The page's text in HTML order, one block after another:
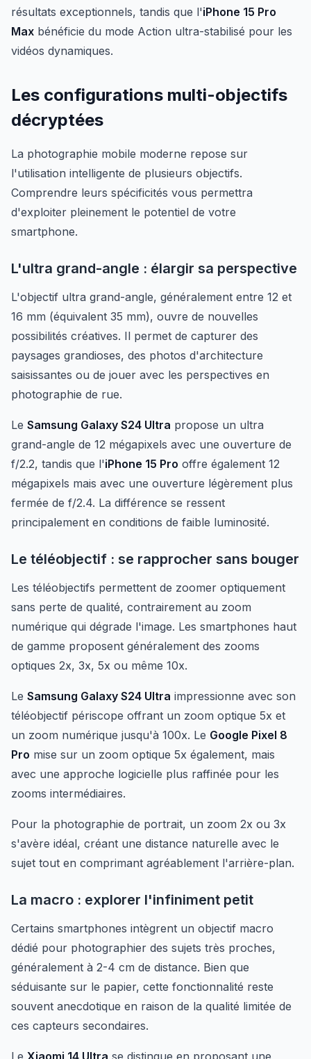
résultats exceptionnels, tandis que l'iPhone 15 Pro
Max bénéficie du mode Action ultra-stabilisé pour les
vidéos dynamiques.
Les configurations multi-objectifs
décryptées
La photographie mobile moderne repose sur
l'utilisation intelligente de plusieurs objectifs.
Comprendre leurs spécificités vous permettra
d'exploiter pleinement le potentiel de votre
smartphone.
L'ultra grand-angle : élargir sa perspective
L'objectif ultra grand-angle, généralement entre 12 et
16 mm (équivalent 35 mm), ouvre de nouvelles
possibilités créatives. Il permet de capturer des
paysages grandioses, des photos d'architecture
saisissantes ou de jouer avec les perspectives en
photographie de rue.
Le Samsung Galaxy S24 Ultra propose un ultra
grand-angle de 12 mégapixels avec une ouverture de
f/2.2, tandis que l'iPhone 15 Pro offre également 12
mégapixels mais avec une ouverture légèrement plus
fermée de f/2.4. La différence se ressent
principalement en conditions de faible luminosité.
Le téléobjectif : se rapprocher sans bouger
Les téléobjectifs permettent de zoomer optiquement
sans perte de qualité, contrairement au zoom
numérique qui dégrade l'image. Les smartphones haut
de gamme proposent généralement des zooms
optiques 2x, 3x, 5x ou même 10x.
Le Samsung Galaxy S24 Ultra impressionne avec son
téléobjectif périscope offrant un zoom optique 5x et
un zoom numérique jusqu'à 100x. Le Google Pixel 8
Pro mise sur un zoom optique 5x également, mais
avec une approche logicielle plus raffinée pour les
zooms intermédiaires.
Pour la photographie de portrait, un zoom 2x ou 3x
s'avère idéal, créant une distance naturelle avec le
sujet tout en comprimant agréablement l'arrière-plan.
La macro : explorer l'infiniment petit
Certains smartphones intègrent un objectif macro
dédié pour photographier des sujets très proches,
généralement à 2-4 cm de distance. Bien que
séduisante sur le papier, cette fonctionnalité reste
souvent anecdotique en raison de la qualité limitée de
ces capteurs secondaires.
Le Xiaomi 14 Ultra se distingue en proposant une